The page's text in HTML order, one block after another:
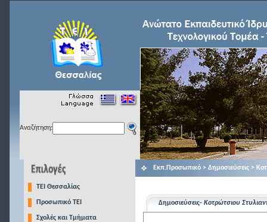
Αναζήτηση:
TEI Θεσσαλίας
Προσωπικό ΤΕΙ
Σχολές και Τμήματα
Εκπ.Προσωπικό > Δημοσιεύσεις >
Δημοσιεύσεις- Κοτρώτσιου